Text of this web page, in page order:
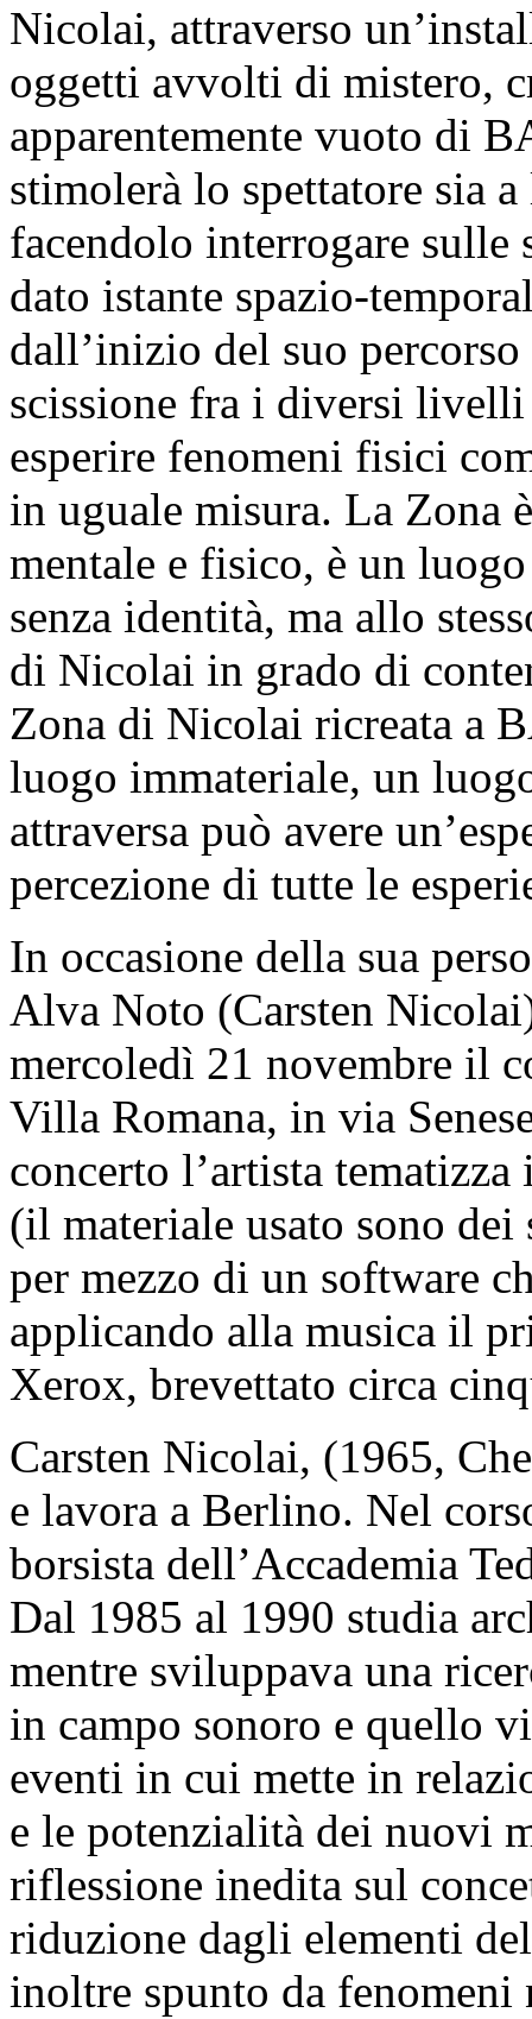
Nicolai, attraverso
oggetti avvolti di mistero,
apparentemente vuoto di
stimolerà lo spettatore sia
facendolo interrogare sulle
dato istante spazio-
dall’inizio del suo
scissione fra i diversi
esperire fenomeni fisici
in uguale misura. La Zona
mentale e fisico, è un
senza identità, ma allo
di Nicolai in grado di
Zona di Nicolai ricreata a
luogo immateriale, un
attraversa può avere
percezione di tutte le
In occasione della sua
Alva Noto (Carsten
mercoledì 21 novembre il
Villa Romana, in via
concerto l’artista
(il materiale usato sono
per mezzo di un software
applicando alla musica il
Xerox, brevettato circa
Carsten Nicolai, (1965,
e lavora a Berlino. Nel
borsista dell’Accademia
Dal 1985 al 1990 studia
mentre sviluppava una
in campo sonoro e quello
eventi in cui mette in
e le potenzialità dei nuovi
riflessione inedita sul
riduzione dagli elementi
inoltre spunto da